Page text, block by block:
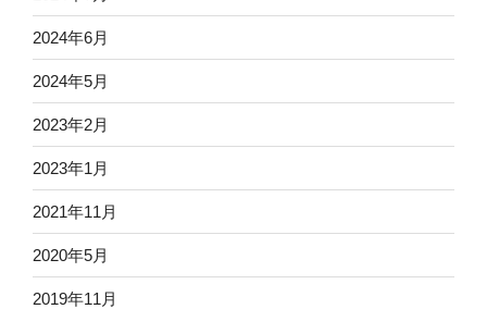
2024年6月
2024年5月
2023年2月
2023年1月
2021年11月
2020年5月
2019年11月